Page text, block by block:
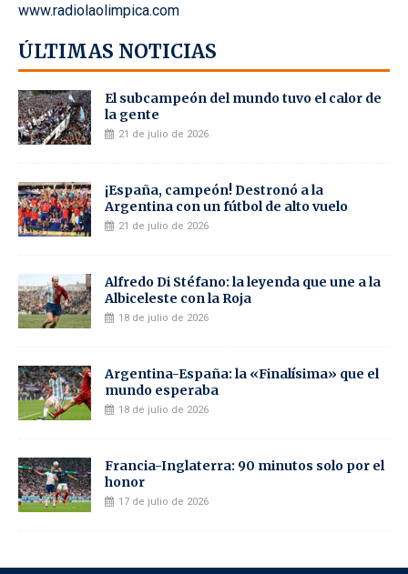
www.radiolaolimpica.com
ÚLTIMAS NOTICIAS
El subcampeón del mundo tuvo el calor de
la gente
21 de julio de 2026
¡España, campeón! Destronó a la
Argentina con un fútbol de alto vuelo
21 de julio de 2026
Alfredo Di Stéfano: la leyenda que une a la
Albiceleste con la Roja
18 de julio de 2026
Argentina-España: la «Finalísima» que el
mundo esperaba
18 de julio de 2026
Francia-Inglaterra: 90 minutos solo por el
honor
17 de julio de 2026